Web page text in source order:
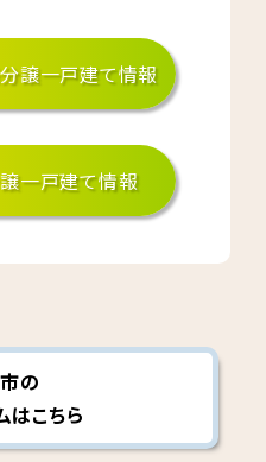
譲一戸建て情報
一戸建て情報
の
はこちら